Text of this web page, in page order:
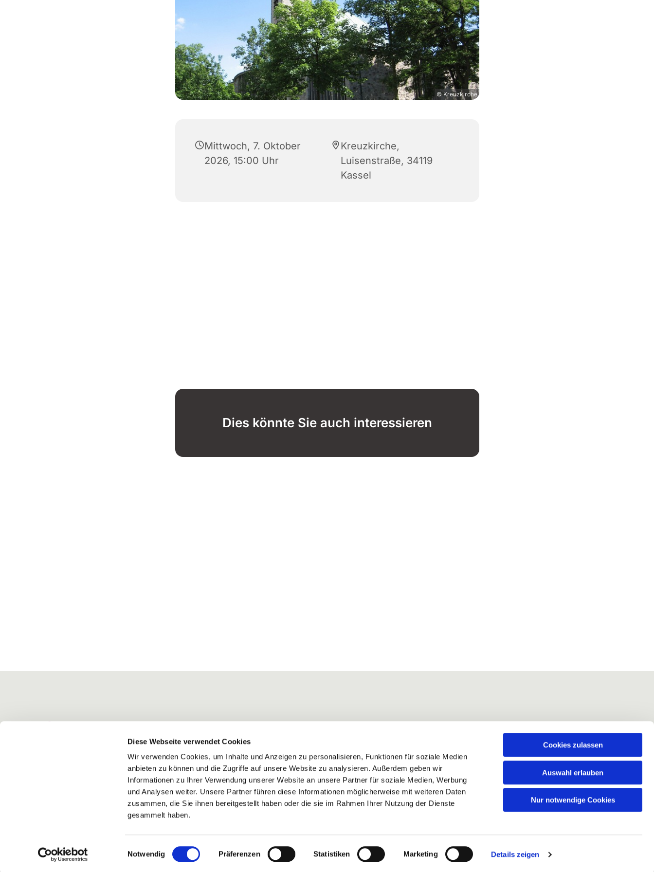
Diese Webseite verwendet Cookies
Wir verwenden Cookies, um Inhalte und Anzeigen zu personalisieren, Funktionen für soziale Medien
anbieten zu können und die Zugriffe auf unsere Website zu analysieren. Außerdem geben wir
Informationen zu Ihrer Verwendung unserer Website an unsere Partner für soziale Medien, Werbung
und Analysen weiter. Unsere Partner führen diese Informationen möglicherweise mit weiteren Daten
zusammen, die Sie ihnen bereitgestellt haben oder die sie im Rahmen Ihrer Nutzung der Dienste
gesammelt haben.
Einwilligungsauswahl
Notwendig Präferenzen Statistiken Marketing Details zeigen
Cookies zulassen
Auswahl erlauben
Nur notwendige Cookies
© Kreuzkirche
Mittwoch, 7. Oktober
2026, 15:00 Uhr
Kreuzkirche,
Luisenstraße, 34119
Kassel
Dies könnte Sie auch interessieren